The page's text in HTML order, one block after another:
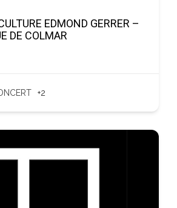
EDMOND GERRER –
DE COLMAR
+2